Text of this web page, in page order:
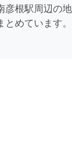
根駅周辺の地
めています。